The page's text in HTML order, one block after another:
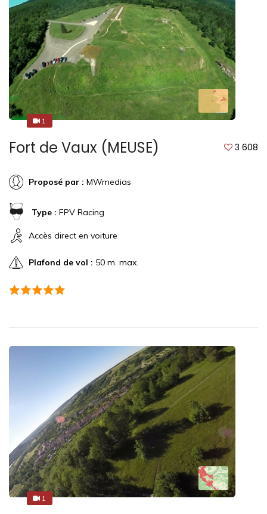
1
1
Fort de Vaux (MEUSE) 3 608
Proposé par : MWmedias
Type : FPV Racing
Accès direct en voiture
Plafond de vol : 50 m. max.
11